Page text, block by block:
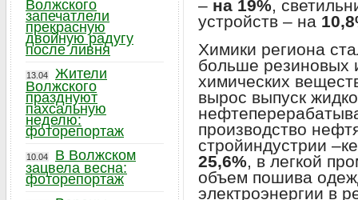
– на 19%,
устройств – на
Химики региона
больше резиновых
химических
вырос выпуск
производство
стройиндустрии
25,6%, в легкой
объем пошива
электроэнергии в
Волжского
запечатлели
прекрасную
двойную радугу
после ливня
13.04
Жители
Волжского
празднуют
пахсальную
неделю:
фоторепортаж
10.04
В Волжском
зацвела весна:
фоторепортаж